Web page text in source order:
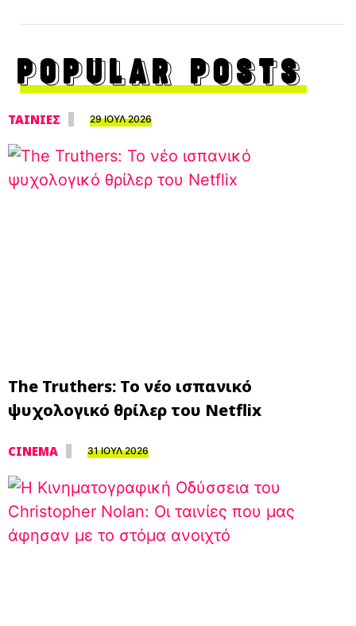
POPULAR POSTS
ΤΑΙΝΙΕΣ 29 ΙΟΥΛ 2026
The Truthers: Το νέο ισπανικό
ψυχολογικό θρίλερ του Netflix
CINEMA 31 ΙΟΥΛ 2026